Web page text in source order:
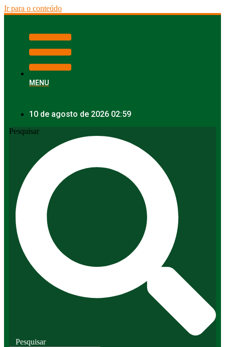
Ir para o conteúdo
MENU
10 de agosto de 2026 02:59
Pesquisar
Pesquisar